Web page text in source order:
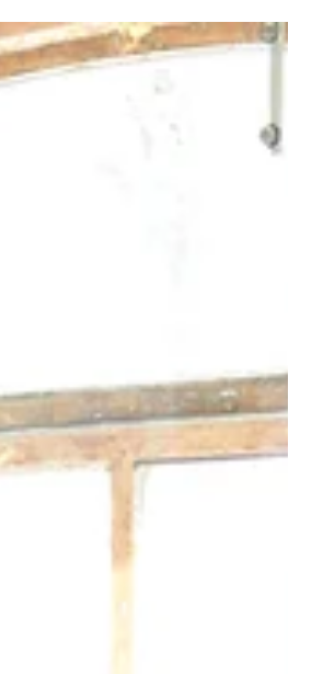
potenciar a área de TI, reforçar
internas e gerar valor sustentável